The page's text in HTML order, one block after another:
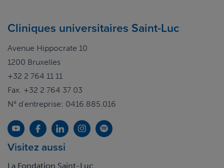
Cliniques universitaires Saint-Luc
Avenue Hippocrate 10
1200 Bruxelles
+32 2 764 11 11
Fax. +32 2 764 37 03
N° d'entreprise: 0416.885.016
Visitez aussi
La Fondation Saint-Luc